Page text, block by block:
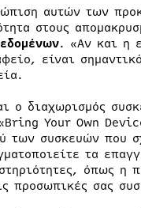
αυτών των
στους
. «Αν και η
είναι
ο διαχωρισμός
Your Own
των συσκευών που
τα
όπως η
προσωπικές σας